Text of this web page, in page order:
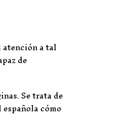
a tal
de
Se trata de
cómo